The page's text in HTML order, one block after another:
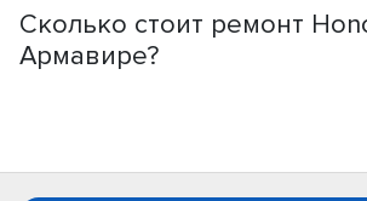
Сколько стоит ремонт
Армавире?